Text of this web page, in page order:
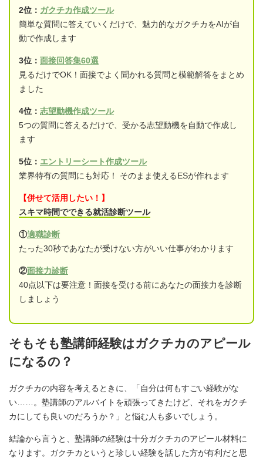
2位： ガクチカ作成ツール
簡単な質問に答えていくだけで、魅力的なガクチカをAIが自
動で作成します
3位： 面接回答集60選
見るだけでOK！面接でよく聞かれる質問と模範解答をまとめ
ました
4位： 志望動機作成ツール
5つの質問に答えるだけで、受かる志望動機を自動で作成し
ます
5位： エントリーシート作成ツール
業界特有の質問にも対応！ そのまま使えるESが作れます
【併せて活用したい！】
スキマ時間でできる就活診断ツール
①適職診断
たった30秒であなたが受けない方がいい仕事がわかります
②面接力診断
40点以下は要注意！面接を受ける前にあなたの面接力を診断
しましょう
そもそも塾講師経験はガクチカのアピール
になるの？
ガクチカの内容を考えるときに、「自分は何もすごい経験がな
い……。塾講師のアルバイトを頑張ってきたけど、それをガクチ
カにしても良いのだろうか？」と悩む人も多いでしょう。
結論から言うと、塾講師の経験は十分ガクチカのアピール材料に
なります。ガクチカというと珍しい経験を話した方が有利だと思